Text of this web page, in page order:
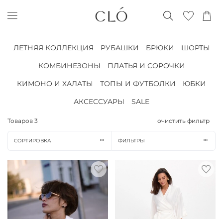
ЛЕТНЯЯ КОЛЛЕКЦИЯ РУБАШКИ БРЮКИ
ШОРТЫ
КОМБИНЕЗОНЫ
ПЛАТЬЯ И СОРОЧКИ
КИМОНО И ХАЛАТЫ
ТОПЫ И ФУТБОЛКИ
ЮБКИ
АКСЕССУАРЫ
SALE
Товаров 3 очистить фильтр
СОРТИРОВКА ФИЛЬТРЫ